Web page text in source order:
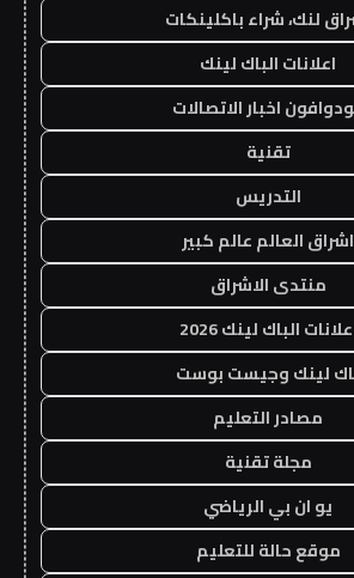
لنك، شراء باكلينكات
اعلانات الباك لينك
اخبار الاتصالات
تقنية
التدريس
اشراق العالم عالم كبير
منتدى الاشراق
الباك لينك 2026
لينك وجيست بوست
مصادر التعليم
مجلة تقنية
يو ان بي الرياضي
موقع حالة للتعليم